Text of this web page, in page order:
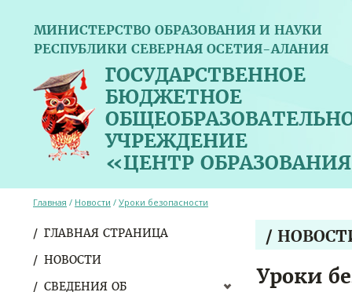
МИНИСТЕРСТВО ОБРАЗОВАНИЯ И НАУКИ
РЕСПУБЛИКИ СЕВЕРНАЯ ОСЕТИЯ-АЛАНИЯ
ГОСУДАРСТВЕННОЕ
БЮДЖЕТНОЕ
УЧРЕЖДЕНИЕ
«ЦЕНТР
ГЛАВНАЯ СТРАНИЦА
НОВОСТИ
СВЕДЕНИЯ ОБ
Главная / Новости / Уроки безопасности
/
Уроки